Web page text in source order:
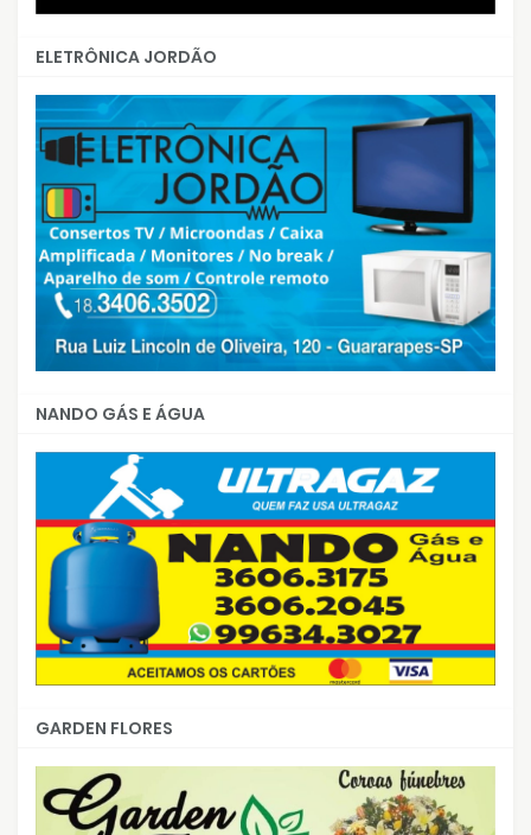
ELETRÔNICA JORDÃO
NANDO GÁS E ÁGUA
GARDEN FLORES